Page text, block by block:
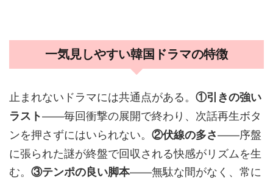
一気見しやすい韓国ドラマの特徴
止まれないドラマには共通点がある。 ①引きの強い
ラスト——毎回衝撃の展開で終わり、次話再生ボタ
ンを押さずにはいられない。 ②伏線の多さ——序盤
に張られた謎が終盤で回収される快感がリズムを生
む。 ③テンポの良い脚本——無駄な間がなく、常に